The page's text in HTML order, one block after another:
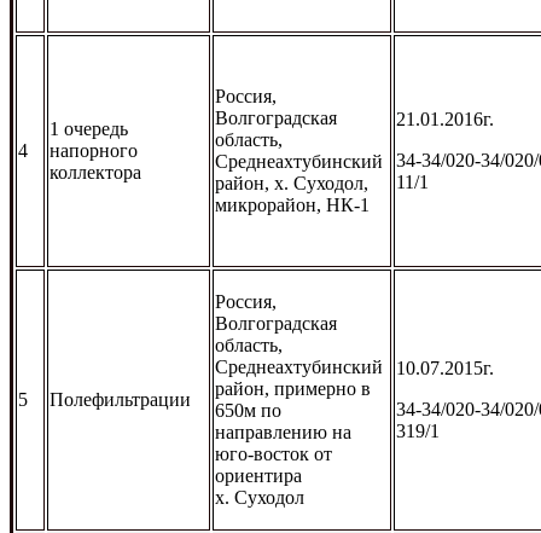
4
1 очередь
напорного
коллектора
Россия,
Волгоградская
область,
Среднеахтубинский
район, х. Суходол,
микрорайон, НК-1
21.01.2016г.
34-34/020-34/
11/1
5 Полефильтрации
Россия,
Волгоградская
область,
Среднеахтубинский
район, примерно в
650м по
направлению на
юго-восток от
ориентира
х. Суходол
10.07.2015г.
34-34/020-34/
319/1